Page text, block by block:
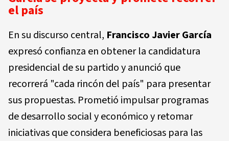
el país
En su discurso central, Francisco Javier García
expresó confianza en obtener la candidatura
presidencial de su partido y anunció que
recorrerá "cada rincón del país" para presentar
sus propuestas. Prometió impulsar programas
de desarrollo social y económico y retomar
iniciativas que considera beneficiosas para las